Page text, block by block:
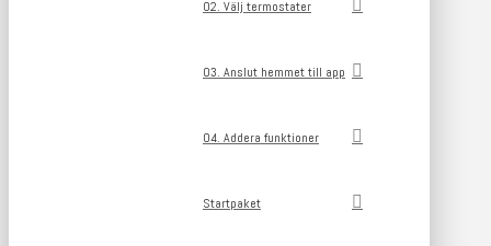
02. Välj termostater
03. Anslut hemmet till app
04. Addera funktioner
Startpaket